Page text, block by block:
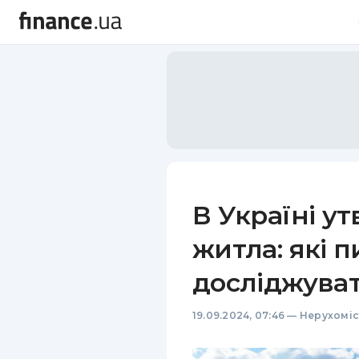
В Україні
житла: які
19.09.2024, 07:46 —